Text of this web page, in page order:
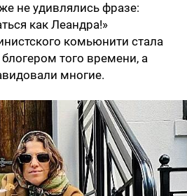
не удивлялись фразе:
как Леандра!»
комьюнити стала
того времени, а
многие.